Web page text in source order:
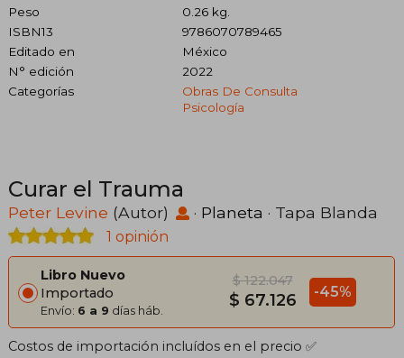
Peso
0.26 kg.
ISBN13
9786070789465
Editado en
México
N° edición
2022
Categorías
Obras De Consulta
Psicología
Curar el Trauma
Peter Levine (Autor) · Planeta · Tapa Blanda
1 opinión
Libro Nuevo
Importado
Envío: 6 a 9 días háb.
$ 122.047
$ 67.126 -45%
Costos de importación incluídos en el precio ✅